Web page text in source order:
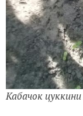
Кабачок цуккини